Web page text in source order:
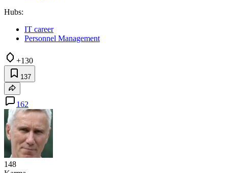
Hubs:
IT career
Personnel Management
+130
137
162
148